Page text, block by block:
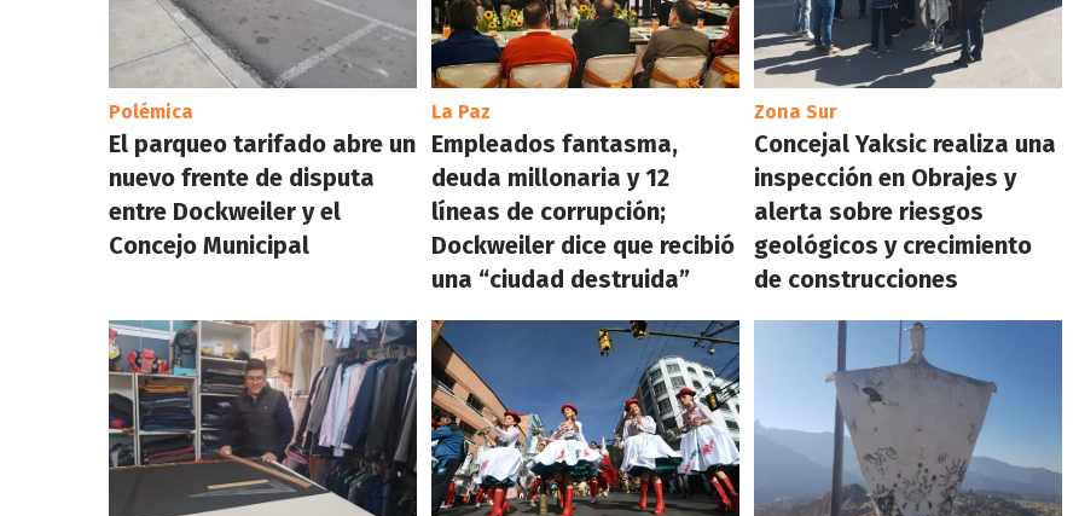
Polémica
El parqueo tarifado abre un
nuevo frente de disputa
entre Dockweiler y el
Concejo Municipal
La Paz
Empleados fantasma,
deuda millonaria y 12
líneas de corrupción;
Dockweiler dice que recibió
una “ciudad destruida”
Zona Sur
Concejal Yaksic realiza una
inspección en Obrajes y
alerta sobre riesgos
geológicos y crecimiento
de construcciones